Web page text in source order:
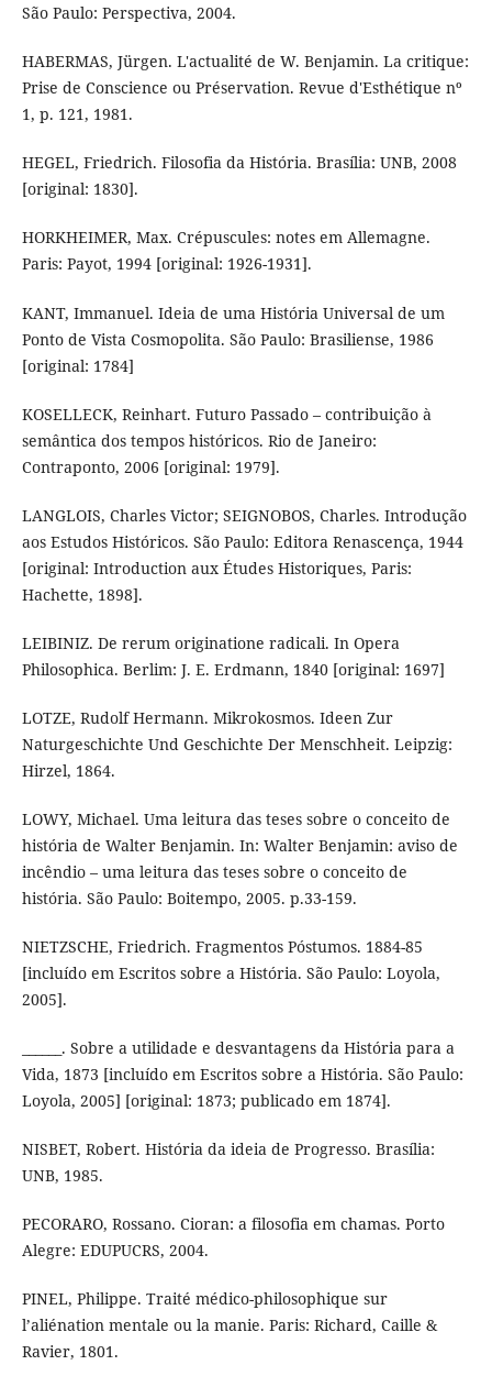
São Paulo: Perspectiva, 2004.
HABERMAS, Jürgen. L'actualité de W. Benjamin. La critique:
Prise de Conscience ou Préservation. Revue d'Esthétique nº
1, p. 121, 1981.
HEGEL, Friedrich. Filosofia da História. Brasília: UNB, 2008
[original: 1830].
HORKHEIMER, Max. Crépuscules: notes em Allemagne.
Paris: Payot, 1994 [original: 1926-1931].
KANT, Immanuel. Ideia de uma História Universal de um
Ponto de Vista Cosmopolita. São Paulo: Brasiliense, 1986
[original: 1784]
KOSELLECK, Reinhart. Futuro Passado – contribuição à
semântica dos tempos históricos. Rio de Janeiro:
Contraponto, 2006 [original: 1979].
LANGLOIS, Charles Victor; SEIGNOBOS, Charles. Introdução
aos Estudos Históricos. São Paulo: Editora Renascença, 1944
[original: Introduction aux Études Historiques, Paris:
Hachette, 1898].
LEIBINIZ. De rerum originatione radicali. In Opera
Philosophica. Berlim: J. E. Erdmann, 1840 [original: 1697]
LOTZE, Rudolf Hermann. Mikrokosmos. Ideen Zur
Naturgeschichte Und Geschichte Der Menschheit. Leipzig:
Hirzel, 1864.
LOWY, Michael. Uma leitura das teses sobre o conceito de
história de Walter Benjamin. In: Walter Benjamin: aviso de
incêndio – uma leitura das teses sobre o conceito de
história. São Paulo: Boitempo, 2005. p.33-159.
NIETZSCHE, Friedrich. Fragmentos Póstumos. 1884-85
[incluído em Escritos sobre a História. São Paulo: Loyola,
2005].
______. Sobre a utilidade e desvantagens da História para a
Vida, 1873 [incluído em Escritos sobre a História. São Paulo:
Loyola, 2005] [original: 1873; publicado em 1874].
NISBET, Robert. História da ideia de Progresso. Brasília:
UNB, 1985.
PECORARO, Rossano. Cioran: a filosofia em chamas. Porto
Alegre: EDUPUCRS, 2004.
PINEL, Philippe. Traité médico-philosophique sur
l’aliénation mentale ou la manie. Paris: Richard, Caille &
Ravier, 1801.